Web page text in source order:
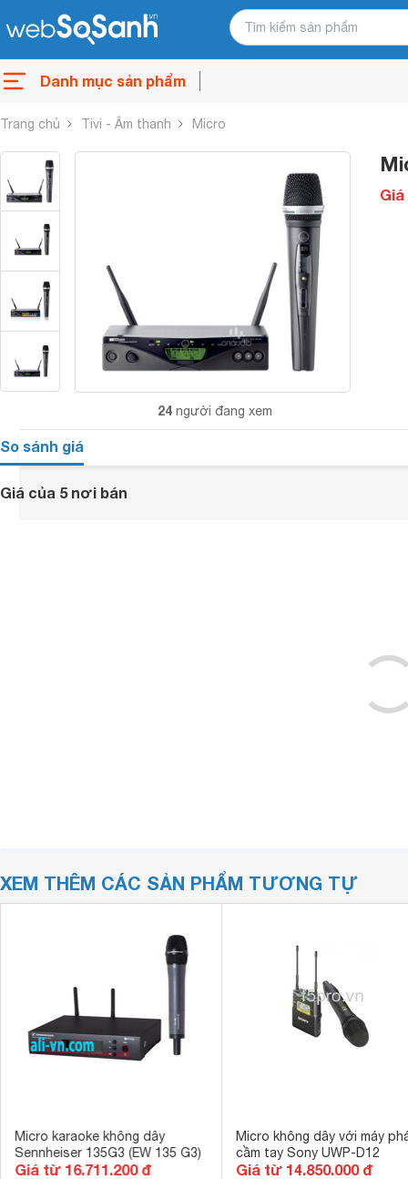
Danh mục sản phẩm
Trang chủ Tivi - Âm thanh Micro
24 người đang xem
Giá
So sánh giá
Giá của 5 nơi bán
XEM THÊM CÁC SẢN PHẨM TƯƠNG TỰ
Micro karaoke không dây
Sennheiser 135G3 (EW 135 G3)
Giá từ 16.711.200 đ
Micro không dây với máy
cầm tay Sony UWP-D12
Giá từ 14.850.000 đ